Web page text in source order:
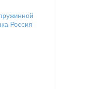
Россия